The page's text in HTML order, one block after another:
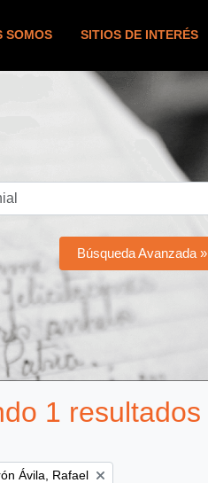
SOMOS SITIOS DE INTERÉS
Búsqueda Avanzada »
1 resultados
filter:
Ávila, Rafael